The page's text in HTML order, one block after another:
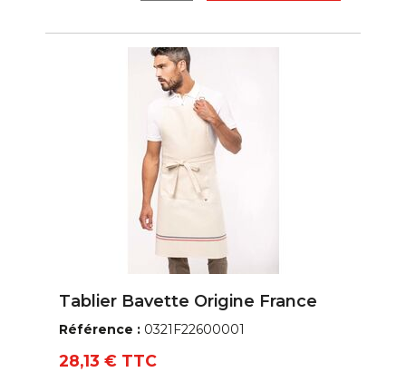
Tablier Bavette Origine France
Référence : 0321F22600001
28,13 € TTC